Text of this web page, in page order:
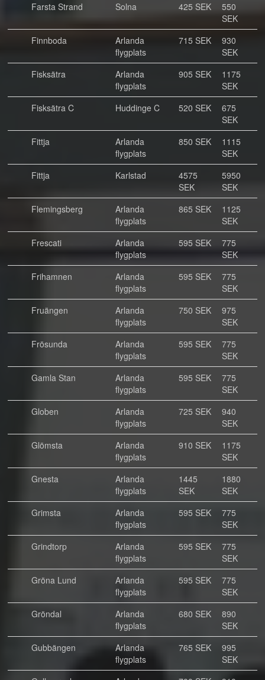
Farsta Strand
Solna 425 SEK
550
SEK
Finnboda
Arlanda
flygplats
715 SEK
930
SEK
Fisksätra
Arlanda
flygplats
905 SEK
1175
SEK
Fisksätra C
Huddinge C 520 SEK
675
SEK
Fittja
Arlanda
flygplats
850 SEK
1115
SEK
Fittja
Karlstad
4575
SEK
5950
SEK
Flemingsberg
Arlanda
flygplats
865 SEK
1125
SEK
Frescati
Arlanda
flygplats
595 SEK
775
SEK
Frihamnen
Arlanda
flygplats
595 SEK
775
SEK
Fruängen
Arlanda
flygplats
750 SEK
975
SEK
Frösunda
Arlanda
flygplats
595 SEK
775
SEK
Gamla Stan
Arlanda
flygplats
595 SEK
775
SEK
Globen
Arlanda
flygplats
725 SEK
940
SEK
Glömsta
Arlanda
flygplats
910 SEK
1175
SEK
Gnesta
Arlanda
flygplats
1445
SEK
1880
SEK
Grimsta
Arlanda
flygplats
595 SEK
775
SEK
Grindtorp
Arlanda
flygplats
595 SEK
775
SEK
Gröna Lund
Arlanda
flygplats
595 SEK
775
SEK
Gröndal
Arlanda
flygplats
680 SEK
890
SEK
Gubbängen
Arlanda
flygplats
765 SEK
995
SEK